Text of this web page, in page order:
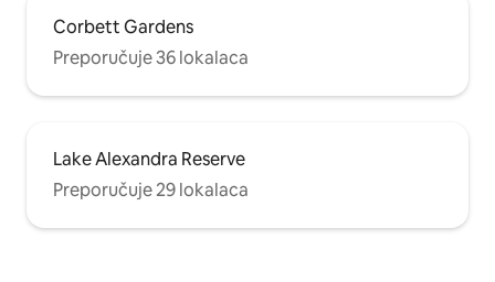
Corbett Gardens
Preporučuje 36 lokalaca
Lake Alexandra Reserve
Preporučuje 29 lokalaca